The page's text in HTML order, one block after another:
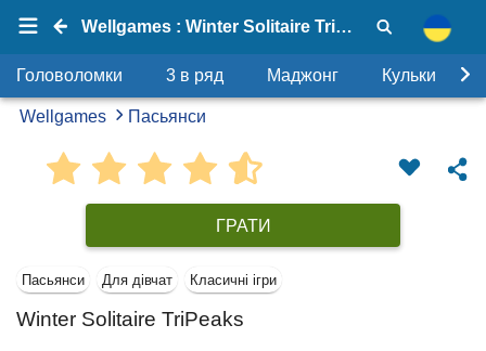
Wellgames : Winter Solitaire TriPeaks
Головоломки 3 в ряд Маджонг Кульки
Wellgames Пасьянси
ГРАТИ
Пасьянси Для дівчат Класичні ігри
Winter Solitaire TriPeaks